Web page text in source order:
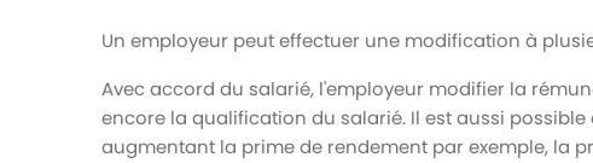
Un employeur peut effectuer une modification à
Avec accord du salarié, l'employeur modifier la
encore la qualification du salarié. Il est aussi
augmentant la prime de rendement par exemple, la